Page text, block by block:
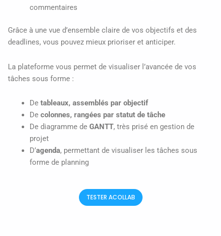
commentaires
Grâce à une vue d’ensemble claire de vos objectifs et des
deadlines, vous pouvez mieux prioriser et anticiper.
La plateforme vous permet de visualiser l’avancée de vos
tâches sous forme :
De tableaux, assemblés par objectif
De colonnes, rangées par statut de tâche
De diagramme de GANTT, très prisé en gestion de
projet
D’agenda, permettant de visualiser les tâches sous
forme de planning
TESTER ACOLLAB